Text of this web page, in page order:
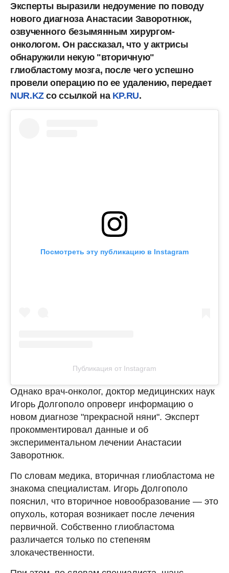
Эксперты выразили недоумение по поводу
нового диагноза Анастасии Заворотнюк,
озвученного безымянным хирургом-
онкологом. Он рассказал, что у актрисы
обнаружили некую "вторичную"
глиобластому мозга, после чего успешно
провели операцию по ее удалению, передает
NUR.KZсо ссылкой на KP.RU.
Посмотреть эту публикацию в Instagram
Публикация от Instagram
Однако врач-онколог, доктор медицинских наук
Игорь Долгополо опроверг информацию о
новом диагнозе "прекрасной няни". Эксперт
прокомментировал данные и об
экспериментальном лечении Анастасии
Заворотнюк.
По словам медика, вторичная глиобластома не
знакома специалистам. Игорь Долгополо
пояснил, что вторичное новообразование — это
опухоль, которая возникает после лечения
первичной. Собственно глиобластома
различается только по степеням
злокачественности.